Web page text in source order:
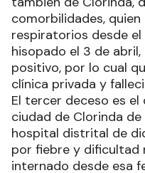
comorbilidades,
respiratorios desde el
hisopado el 3 de
positivo, por lo cual
clínica privada y
El tercer deceso es el
ciudad de Clorinda
hospital distrital de
por fiebre y dificultad
internado desde esa